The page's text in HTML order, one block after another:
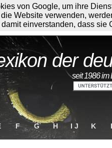
der
seit 1986 im
F G H I J K
von Google, um ihre
Website verwenden,
einverstanden, dass sie